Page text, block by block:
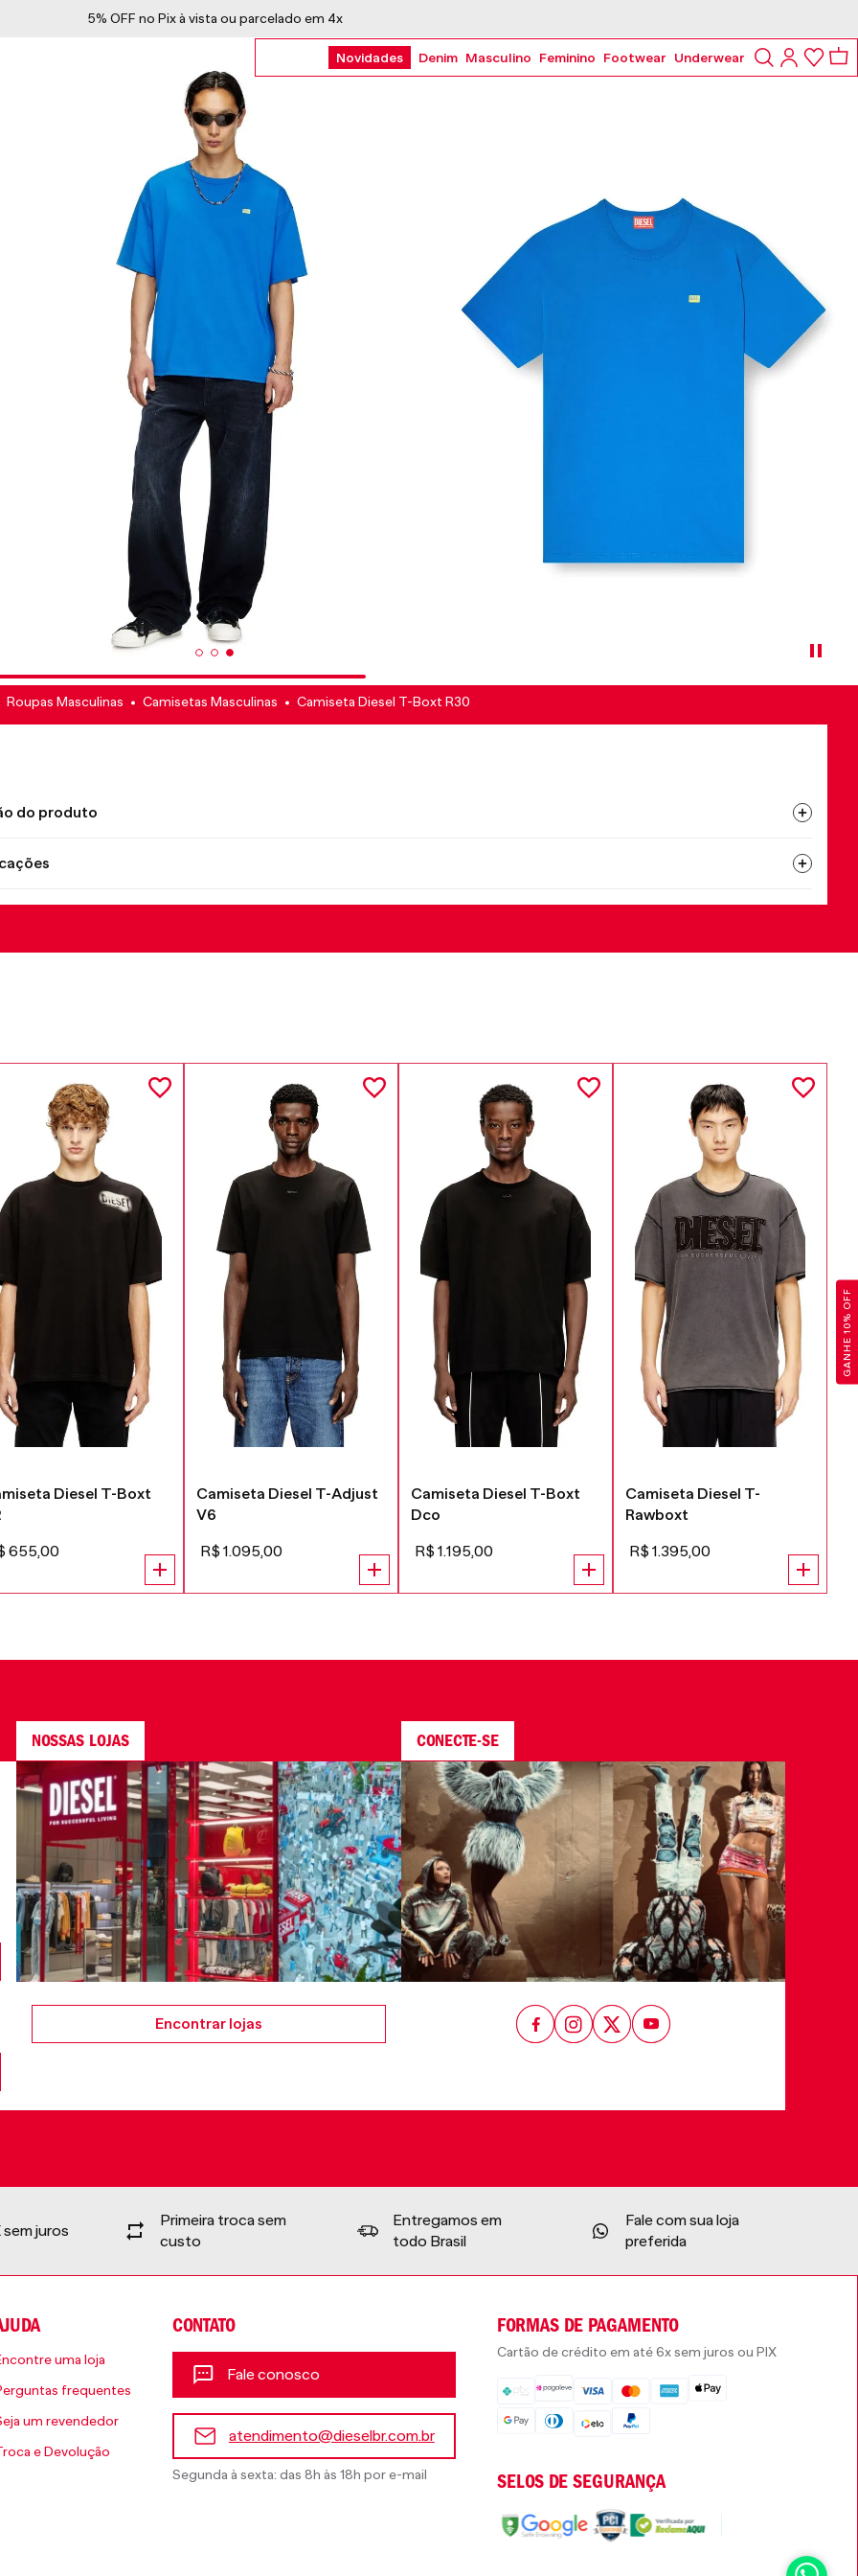
GANHE 10% OFF
5% OFF no Pix à vista ou parcelado em 4x
Novidades Denim Masculino Feminino Footwear Underwear
Roupas Masculinas Camisetas Masculinas Camiseta Diesel T-Boxt R30
do produto
Diesel T-Boxt
655,00
Camiseta Diesel T-Adjust
V6
R$ 1.095,00
Camiseta Diesel T-Boxt
Dco
R$ 1.195,00
Camiseta Diesel T-
Rawboxt
R$ 1.395,00
NOSSAS LOJAS
Encontrar lojas
CONECTE-SE
sem juros
Primeira troca sem
custo
Entregamos em
todo Brasil
Fale com sua loja
preferida
uma loja
frequentes
um revendedor
e Devolução
CONTATO
Fale conosco
atendimento@dieselbr.com.br
Segunda à sexta: das 8h às 18h por e-mail
FORMAS DE PAGAMENTO
Cartão de crédito em até 6x sem juros ou PIX
SELOS DE SEGURANÇA